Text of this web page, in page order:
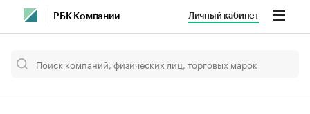
РБК Компании Личный кабинет